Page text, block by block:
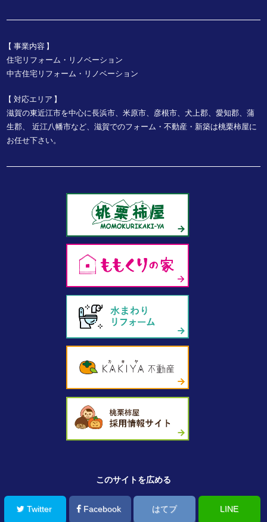
事業内容
住宅リフォーム・リノベーション
中古住宅リフォーム・リノベーション
対応エリア
滋賀の東近江市を中心に長浜市、米原市、彦根市、犬上郡、愛知郡、蒲
生郡、
近江八幡市など、滋賀でのフォーム・不動産・新築は桃栗柿屋に
お任せ下さい。
このサイトを広める
Twitter Facebook はてブ LINE